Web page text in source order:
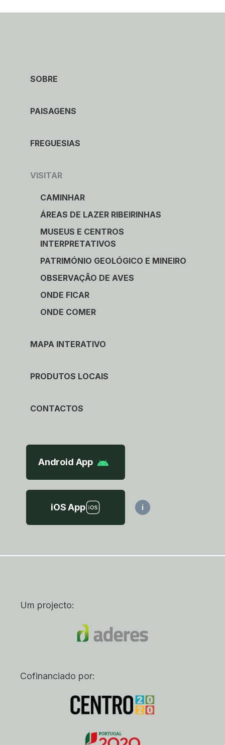
SOBRE
PAISAGENS
FREGUESIAS
VISITAR
CAMINHAR
ÁREAS DE LAZER RIBEIRINHAS
MUSEUS E CENTROS
INTERPRETATIVOS
PATRIMÓNIO GEOLÓGICO E MINEIRO
OBSERVAÇÃO DE AVES
ONDE FICAR
ONDE COMER
MAPA INTERATIVO
PRODUTOS LOCAIS
CONTACTOS
Android App
iOS App i
Um projecto:
Cofinanciado por: